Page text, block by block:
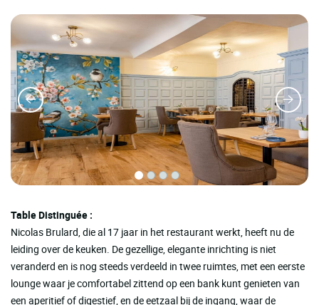
Table Distinguée :
Nicolas Brulard, die al 17 jaar in het restaurant werkt, heeft nu de
leiding over de keuken. De gezellige, elegante inrichting is niet
veranderd en is nog steeds verdeeld in twee ruimtes, met een eerste
lounge waar je comfortabel zittend op een bank kunt genieten van
een aperitief of digestief, en de eetzaal bij de ingang, waar de